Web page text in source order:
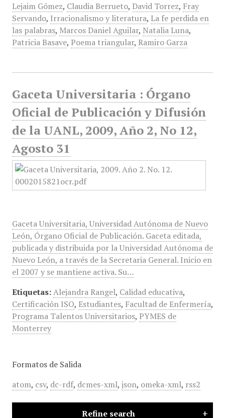
Lejaim Gómez, Claudia Berrueto, David Torrez, Fray
Servando, Irracionalismo y literatura, La fe perdida en
las palabras, Marcos Daniel Aguilar, Natalia Luna,
Patricia Basave, Poema triangular, Ramiro Garza
Gaceta Universitaria : Órgano
Oficial de Publicación y Difusión
de la UANL, 2009, Año 2, No 12,
Agosto 31
Gaceta Universitaria, Universidad Autónoma de Nuevo
León, Órgano Oficial de Publicación. Gaceta editada,
publicada y distribuida por la Universidad Autónoma de
Nuevo León, a través de la Secretaria General. Inicio en
el 2007 y se mantiene activa. Su…
Etiquetas: Alejandra Rangel, Calidad educativa,
Certificación ISO, Estudiantes, Facultad de Enfermería,
Programa Talentos Universitarios, PYMES de
Monterrey
Formatos de Salida
atom, csv, dc-rdf, dcmes-xml, json, omeka-xml, rss2
Refine search